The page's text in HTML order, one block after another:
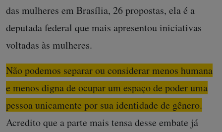
das mulheres em Brasília, 26 propostas, ela é a
deputada federal que mais apresentou iniciativas
voltadas às mulheres.
Não podemos separar ou considerar menos humana
e menos digna de ocupar um espaço de poder uma
pessoa unicamente por sua identidade de gênero.
Acredito que a parte mais tensa desse embate já